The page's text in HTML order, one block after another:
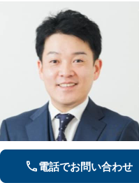
電話でお問い合わせ